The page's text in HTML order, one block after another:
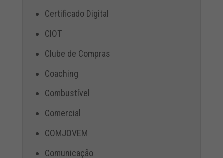
Certificado Digital
CIOT
Clube de Compras
Coaching
Combustível
Comercial
COMJOVEM
Comunicação